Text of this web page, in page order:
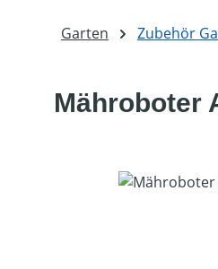
Garten Zubehör
Mähroboter
Bildergalerie